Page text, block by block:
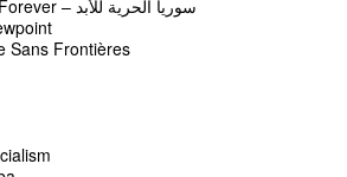
Syria Freedom Forever – سوريا الحرية للأبد
Sans Frontières